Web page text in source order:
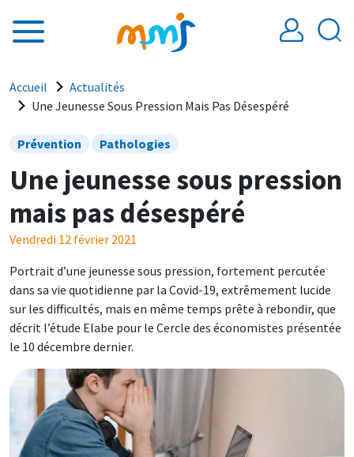
Fil d'Ariane
Accueil
Actualités
Une Jeunesse Sous Pression Mais Pas Désespéré
Prévention Pathologies
Une jeunesse sous pression
mais pas désespéré
Vendredi 12 février 2021
Portrait d’une jeunesse sous pression, fortement percutée
dans sa vie quotidienne par la Covid-19, extrêmement lucide
sur les difficultés, mais en même temps prête à rebondir, que
décrit l’étude Elabe pour le Cercle des économistes présentée
le 10 décembre dernier.
Image